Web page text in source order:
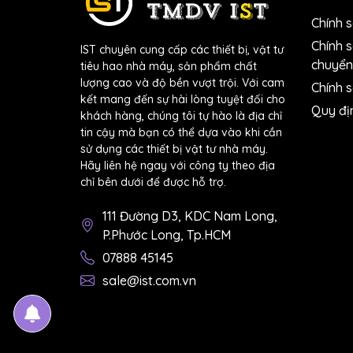
IST chuyên cung cấp các thiết bị, vật tư
tiêu hao nhà máy, sản phẩm chất
lượng cao và độ bền vượt trội. Với cam
kết mang đến sự hài lòng tuyệt đối cho
khách hàng, chúng tôi tự hào là địa chỉ
tin cậy mà bạn có thể dựa vào khi cần
sử dụng các thiết bị vật tư nhà máy.
Hãy liên hệ ngay với công ty theo địa
chỉ bên dưới để được hỗ trợ.
111 Đường D3, KDC Nam Long,
P.Phước Long, Tp.HCM
07888 45145
sale@ist.com.vn
Chính
Chính
chuyển
Chính
Quy